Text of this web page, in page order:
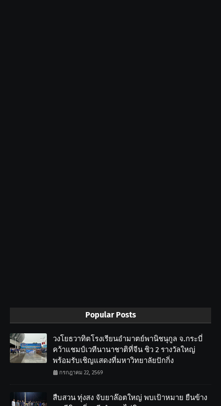
Popular Posts
วงโยธวาทิตโรงเรียนอำมาตย์พานิชนุกูล จ.กระบี่
คว้าแชมป์เวทีนานาชาติที่จีน ซิว 2 รางวัลใหญ่
พร้อมรับเชิญแสดงที่มหาวิทยาลัยปักกิ่ง
กรกฎาคม 22, 2569
สืบสวน ทุ่งสง จับยาล๊อตใหญ่ พบเป้าหมาย ยืนข้าง